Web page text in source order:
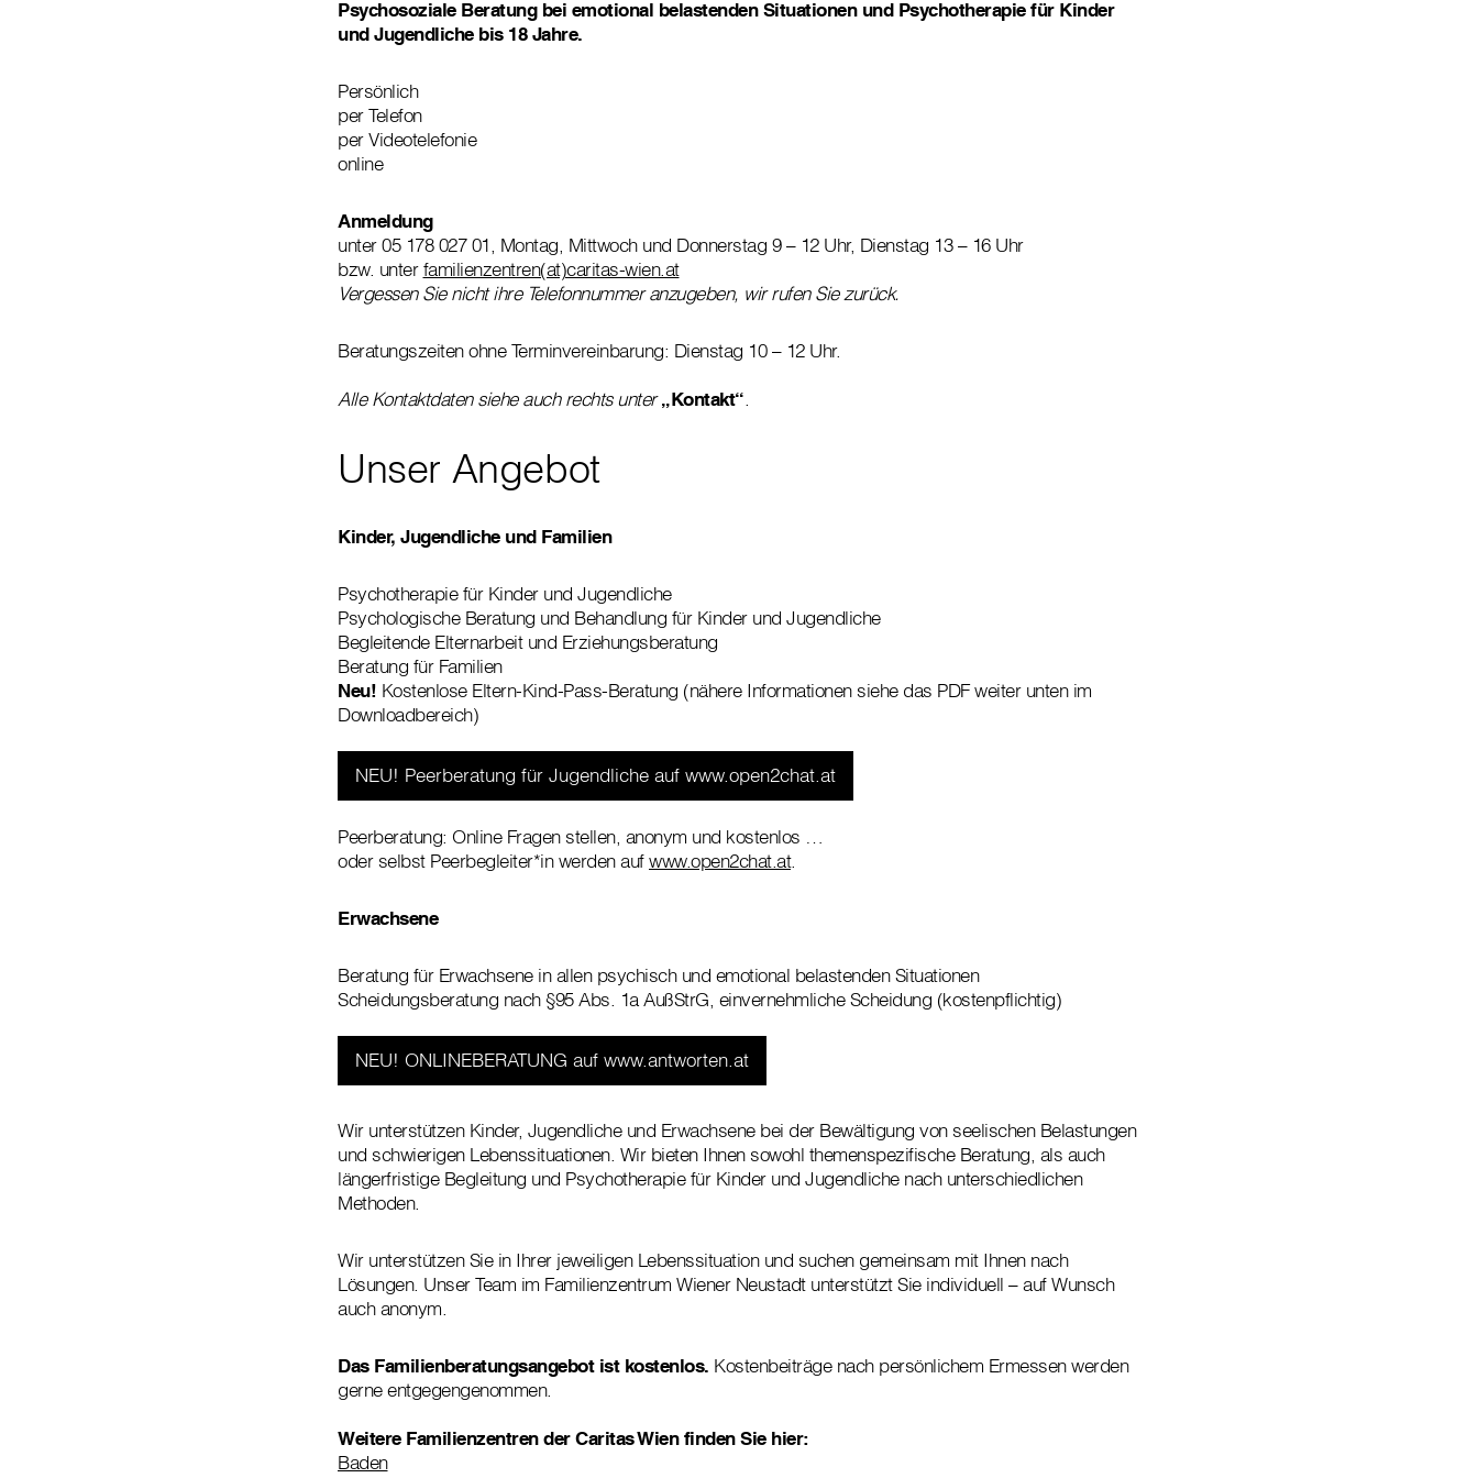
Psychosoziale Beratung bei emotional belastenden Situationen und Psychotherapie für Kinder
und Jugendliche bis 18 Jahre.
Persönlich
per Telefon
per Videotelefonie
online
Anmeldung
unter 05 178 027 01, Montag, Mittwoch und Donnerstag 9 – 12 Uhr, Dienstag 13 – 16 Uhr
bzw. unterfamilienzentren(at)caritas-wien.at
Vergessen Sie nicht ihre Telefonnummer anzugeben, wir rufen Sie zurück.
Beratungszeiten ohne Terminvereinbarung: Dienstag 10 – 12 Uhr.
Alle Kontaktdaten siehe auch rechts unter„Kontakt“
Unser Angebot
Kinder, Jugendliche und Familien
Psychotherapie für Kinder und Jugendliche
Psychologische Beratung und Behandlung für Kinder und Jugendliche
Begleitende Elternarbeit und Erziehungsberatung
Beratung für Familien
Neu! Kostenlose Eltern-Kind-Pass-Beratung (nähere Informationen siehe das PDF weiter unten im
Downloadbereich)
NEU! Peerberatung für Jugendliche auf www.open2chat.at
Peerberatung: Online Fragen stellen, anonym und kostenlos …
oder selbst Peerbegleiter*in werden aufwww.open2chat.at.
Erwachsene
Beratung für Erwachsene in allen psychisch und emotional belastenden Situationen
Scheidungsberatung nach §95 Abs. 1a AußStrG, einvernehmliche Scheidung (kostenpflichtig)
NEU! ONLINEBERATUNG auf www.antworten.at
Wir unterstützen Kinder, Jugendliche und Erwachsene bei der Bewältigung von seelischen Belastungen
und schwierigen Lebenssituationen. Wir bieten Ihnen sowohl themenspezifische Beratung, als auch
längerfristige Begleitung und Psychotherapie für Kinder und Jugendliche nach unterschiedlichen
Methoden.
Wir unterstützen Sie in Ihrer jeweiligen Lebenssituation und suchen gemeinsam mit Ihnen nach
Lösungen. Unser Team im Familienzentrum Wiener Neustadt unterstützt Sie individuell – auf Wunsch
auch anonym.
Das Familienberatungsangebot ist kostenlos. Kostenbeiträge nach persönlichem Ermessen werden
gerne entgegengenommen.
Weitere Familienzentren der Caritas Wien finden Sie hier:
Baden